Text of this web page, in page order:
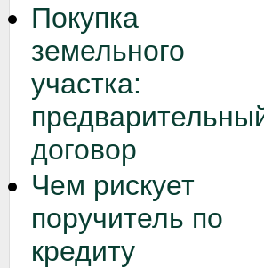
Покупка
земельного
участка:
договор
Чем рискует
поручитель по
кредиту